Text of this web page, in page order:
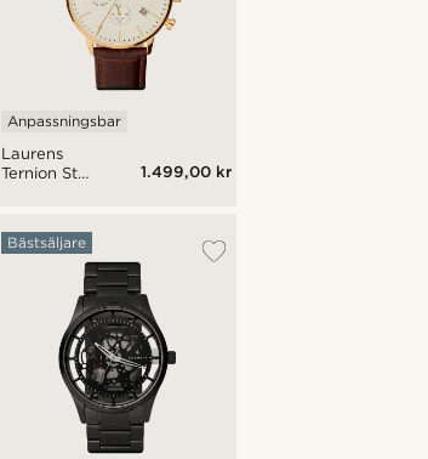
Laurens
Ternion Stål
Anpassningsbar
1.499,00 kr
Bästsäljare